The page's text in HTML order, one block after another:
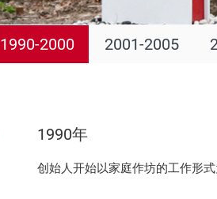
1990-2000 2001-2005
1990年
创始人开始以家庭作坊的工作形